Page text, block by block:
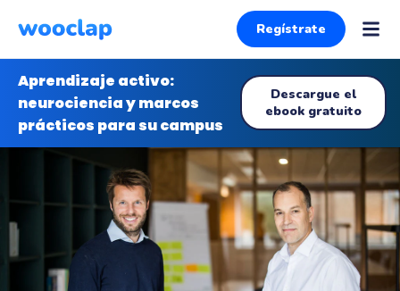
Regístrate
Aprendizaje activo:
neurociencia y marcos
prácticos para su campus
Descargue el
ebook gratuito